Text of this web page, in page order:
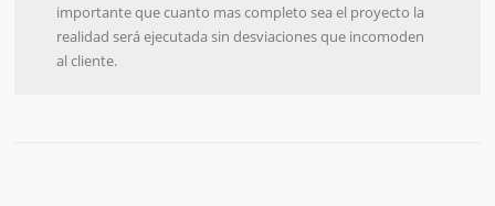
importante que cuanto mas completo sea el proyecto la
realidad será ejecutada sin desviaciones que incomoden
al cliente.